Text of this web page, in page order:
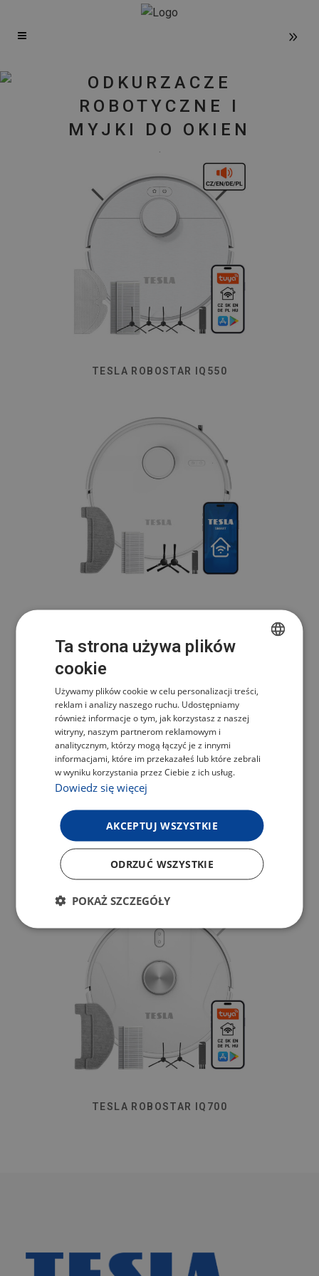
ODKURZACZE
ROBOTYCZNE I
MYJKI DO OKIEN
.
TESLA ROBOSTAR IQ550
TESLA ROBOSTAR IQ660 PLUS
TESLA ROBOSTAR IQ700
POLISH
ENGLISH
Ta strona używa plików
cookie
Używamy plików cookie w celu personalizacji treści,
reklam i analizy naszego ruchu. Udostępniamy
również informacje o tym, jak korzystasz z naszej
witryny, naszym partnerom reklamowym i
analitycznym, którzy mogą łączyć je z innymi
informacjami, które im przekazałeś lub które zebrali
w wyniku korzystania przez Ciebie z ich usług.
Dowiedz się więcej
AKCEPTUJ WSZYSTKIE
ODRZUĆ WSZYSTKIE
POKAŻ SZCZEGÓŁY